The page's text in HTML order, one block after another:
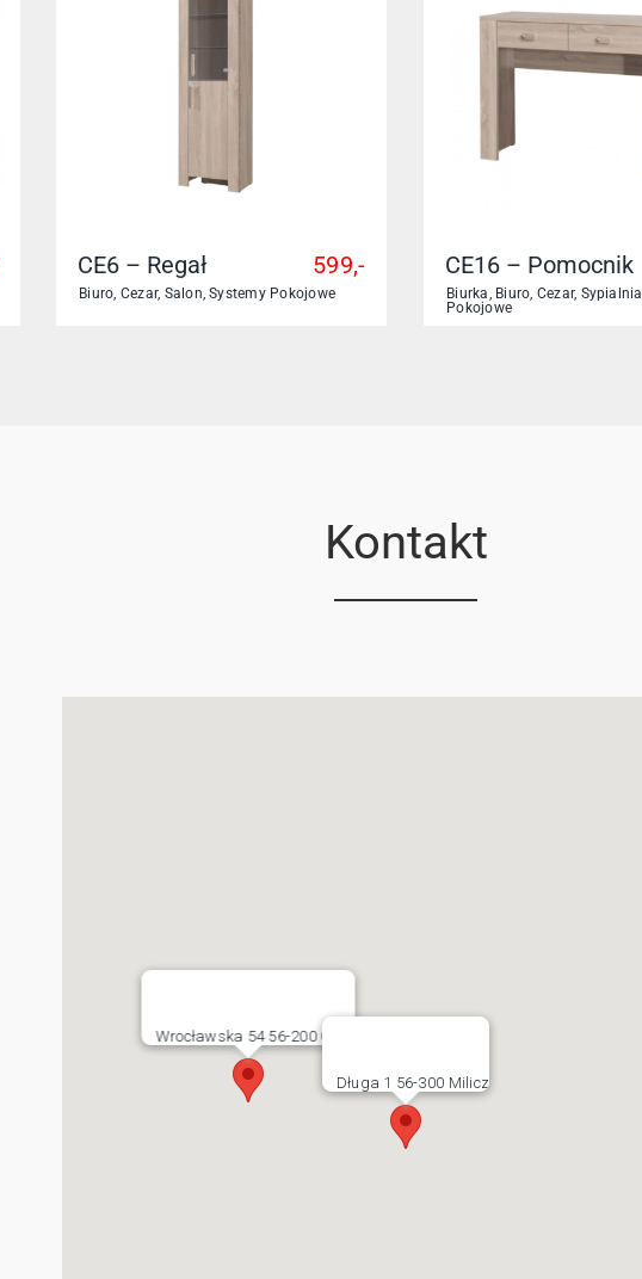
CE6 – Regał
Biuro, Cezar, Salon,Systemy Pokojowe
599,- CE16 – Pomocnik
Biurka, Biuro, Cezar, Sypialnia
Pokojowe
Kontakt
Długa 1 56-300 Milicz
Wrocławska 54 56-200 Góra